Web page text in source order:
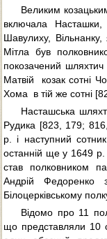
Великим
включала Насташки,
Шавулиху, Вільнанку,
Мітла був
покозачений шляхтич
Матвій  козак сотні
Хома  в тій же сотні
Насташська
Рудика [823, 179;
р. і наступний
останній ще у 1649 р.
став полковником
Андрій Федоренко
Білоцерківському
Відомо про 11
що представляли 10